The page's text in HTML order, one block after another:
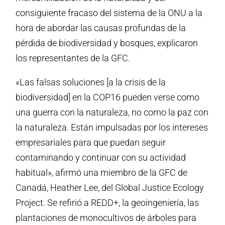
consiguiente fracaso del sistema de la ONU a la
hora de abordar las causas profundas de la
pérdida de biodiversidad y bosques, explicaron
los representantes de la GFC.
«Las falsas soluciones [a la crisis de la
biodiversidad] en la COP16 pueden verse como
una guerra con la naturaleza, no como la paz con
la naturaleza. Están impulsadas por los intereses
empresariales para que puedan seguir
contaminando y continuar con su actividad
habitual», afirmó una miembro de la GFC de
Canadá, Heather Lee, del Global Justice Ecology
Project. Se refirió a REDD+, la geoingeniería, las
plantaciones de monocultivos de árboles para